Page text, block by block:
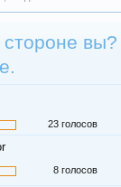
вы?
23 голосов
8 голосов